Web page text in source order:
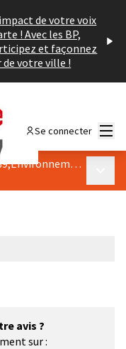
de votre voix
! Avec les BP,
et façonnez
de votre ville !
Se connecter
Plan de Prévention du Bruit dans l&#39;Environnement
avis ?
sur :